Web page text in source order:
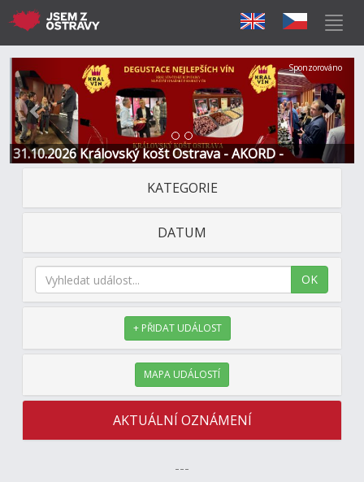
31.10.2026 Královský košt Ostrava - AKORD -
Restaurace a Hotel
Předchozí Další
Sponzorováno
KATEGORIE
DATUM
OK
+ PŘIDAT UDÁLOST
MAPA UDÁLOSTÍ
AKTUÁLNÍ OZNÁMENÍ
---